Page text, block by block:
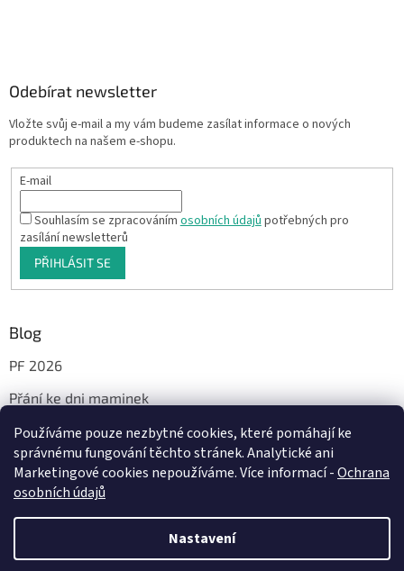
Používáme pouze nezbytné cookies, které pomáhají ke
správnému fungování těchto stránek. Analytické ani
Marketingové cookies nepoužíváme. Více informací -Ochrana
osobních údajů
Nastavení
Odebírat newsletter
Vložte svůj e-mail a my vám budeme zasílat informace o nových
produktech na našem e-shopu.
E-mail
Souhlasím se zpracovánímosobních údajůpotřebných pro
zasílání newsletterů
PŘIHLÁSIT SE
Blog
PF 2026
Přání ke dni maminek
Facebook
Vytvořil Shoptet